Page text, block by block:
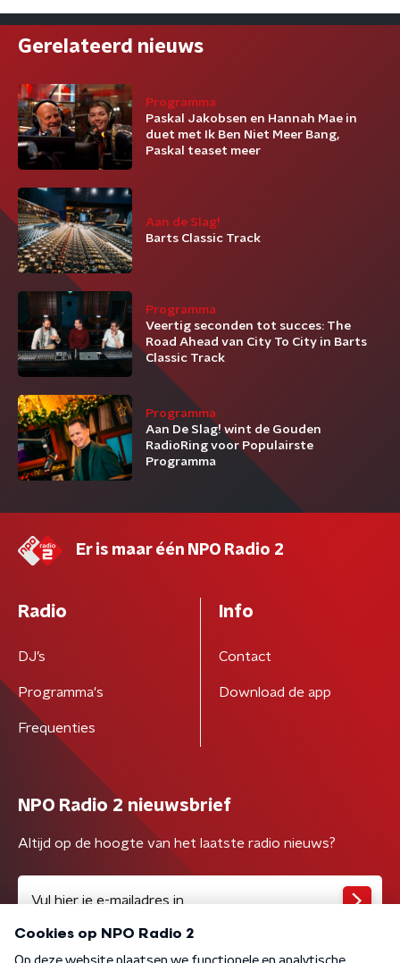
Gerelateerd nieuws
Programma
Paskal Jakobsen en Hannah Mae in
duet met Ik Ben Niet Meer Bang,
Paskal teaset meer
Aan de Slag!
Barts Classic Track
Programma
Veertig seconden tot succes: The
Road Ahead van City To City in Barts
Classic Track
Programma
Aan De Slag! wint de Gouden
RadioRing voor Populairste
Programma
Er is maar één NPO Radio 2
Radio
DJ’s
Programma's
Frequenties
Info
Contact
Download de app
NPO Radio 2 nieuwsbrief
Altijd op de hoogte van het laatste radio nieuws?